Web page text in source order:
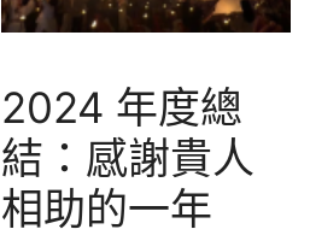
2024 年度總
結：感謝貴人
相助的一年